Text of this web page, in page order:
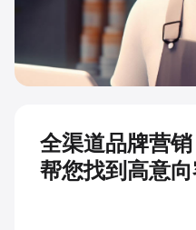
全渠道品牌营销
帮您找到高意